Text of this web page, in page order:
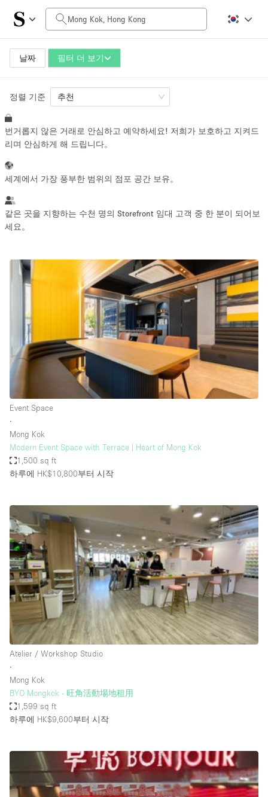
날짜 필터 더 보기
일일 비용
HK$0
공간 크기
100 sq ft 5000+ sq ft
~ 13 명
Shooting
Conference Meeting Office Shop Share
공간 유형
Advertisement Space
Art Gallery
Atelier / Workshop Studio
Boat
Boutique / Shop
Conference Room
Container
Creative Space
Event Space
Fair / Festival
Hall
Mall Shop
Mansion / House
Meeting Space
Other
Photo / Filming Studio
정렬 기준 추천
번거롭지 않은 거래로 안심하고 예약하세요! 저희가 보호하고 지켜드
리며 안심하게 해 드립니다。
세계에서 가장 풍부한 범위의 점포 공간 보유。
같은 곳을 지향하는 수천 명의 Storefront 임대 고객 중 한 분이 되어보
세요。
Event Space
∙
Mong Kok
Modern Event Space with Terrace | Heart of Mong Kok
1,500 sq ft
하루에 HK$10,800부터 시작
Atelier / Workshop Studio
∙
Mong Kok
BYO Mongkok - 旺角活動場地租用
1,599 sq ft
하루에 HK$9,600부터 시작